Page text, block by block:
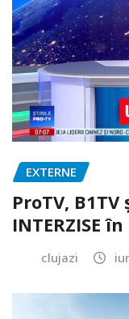
EXTERNE
ProTV,
INTERZISE
clujazi